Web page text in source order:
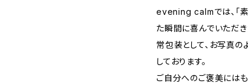
evening calmでは、「素
た瞬間に喜んでいただき
常包装として、お写真
しております。
ご自分へのご褒美には